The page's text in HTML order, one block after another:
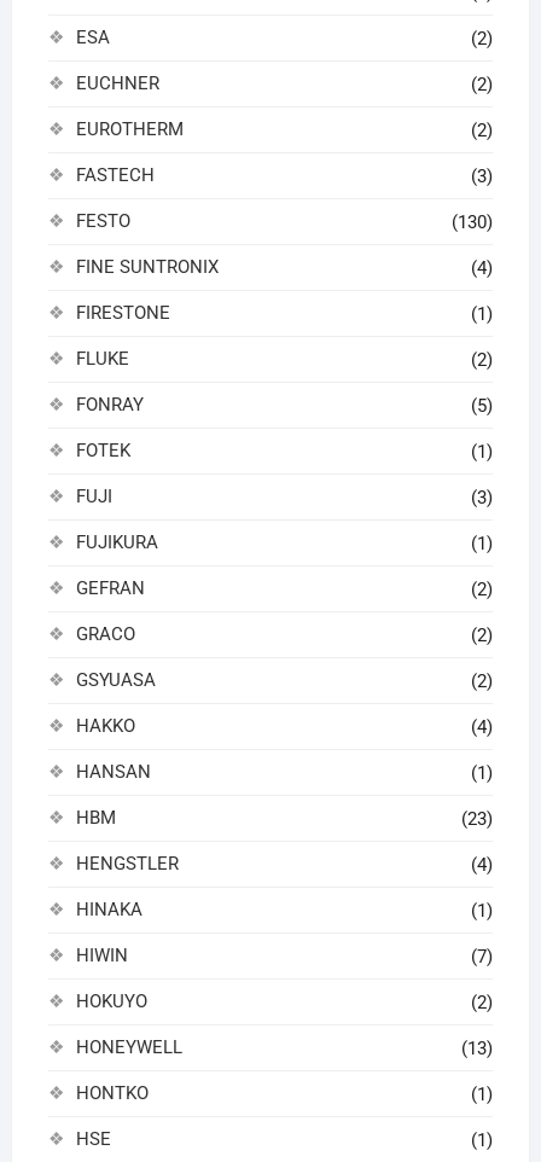
ESA (2)
EUCHNER (2)
EUROTHERM (2)
FASTECH (3)
FESTO (130)
FINE SUNTRONIX (4)
FIRESTONE (1)
FLUKE (2)
FONRAY (5)
FOTEK (1)
FUJI (3)
FUJIKURA (1)
GEFRAN (2)
GRACO (2)
GSYUASA (2)
HAKKO (4)
HANSAN (1)
HBM (23)
HENGSTLER (4)
HINAKA (1)
HIWIN (7)
HOKUYO (2)
HONEYWELL (13)
HONTKO (1)
HSE (1)